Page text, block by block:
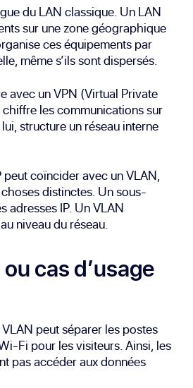
du LAN classique. Un LAN
sur une zone géographique
ces équipements par
même s’ils sont dispersés.
avec un VPN (Virtual Private
les communications sur
structure un réseau interne
peut coïncider avec un VLAN,
distinctes. Un sous-
adresses IP. Un VLAN
niveau du réseau.
cas d’usage
peut séparer les postes
Fi pour les visiteurs. Ainsi, les
pas accéder aux données